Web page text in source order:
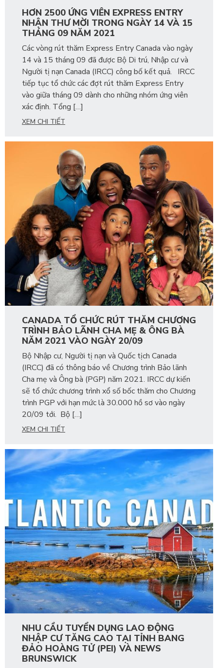
HƠN 2500 ỨNG VIÊN EXPRESS ENTRY
NHẬN THƯ MỜI TRONG NGÀY 14 VÀ 15
THÁNG 09 NĂM 2021
Các vòng rút thăm Express Entry Canada vào ngày
14 và 15 tháng 09 đã được Bộ Di trú, Nhập cư và
Người tị nạn Canada (IRCC) công bố kết quả. IRCC
tiếp tục tổ chức các đợt rút thăm Express Entry
vào giữa tháng 09 dành cho những nhóm ứng viên
xác định. Tổng […]
XEM CHI TIẾT
CANADA TỔ CHỨC RÚT THĂM CHƯƠNG
TRÌNH BẢO LÃNH CHA MẸ & ÔNG BÀ
NĂM 2021 VÀO NGÀY 20/09
Bộ Nhập cư, Người tị nạn và Quốc tịch Canada
(IRCC) đã có thông báo về Chương trình Bảo lãnh
Cha mẹ và Ông bà (PGP) năm 2021. IRCC dự kiến
sẽ tổ chức chương trình xổ số bốc thăm cho Chương
trình PGP với hạn mức là 30.000 hồ sơ vào ngày
20/09 tới. Bộ […]
XEM CHI TIẾT
NHU CẦU TUYỂN DỤNG LAO ĐỘNG
NHẬP CƯ TĂNG CAO TẠI TỈNH BANG
ĐẢO HOÀNG TỬ (PEI) VÀ NEWS
BRUNSWICK